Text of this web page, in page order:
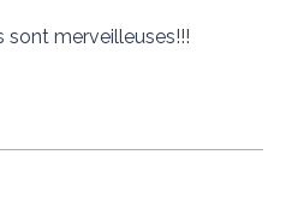
sont merveilleuses!!!